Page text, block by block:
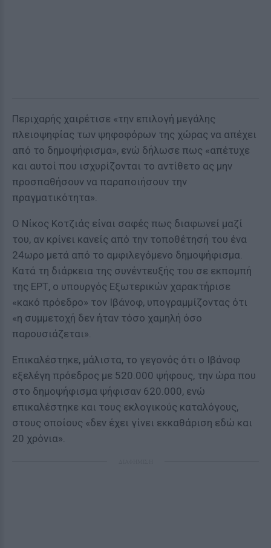
Περιχαρής χαιρέτισε «την επιλογή μεγάλης
πλειοψηφίας των ψηφοφόρων της χώρας να απέχει
από το δημοψήφισμα», ενώ δήλωσε πως «απέτυχε
και αυτοί που ισχυρίζονται το αντίθετο ας μην
προσπαθήσουν να παραποιήσουν την
πραγματικότητα».
Ο Νίκος Κοτζιάς είναι σαφές πως διαφωνεί μαζί
του, αν κρίνει κανείς από την τοποθέτησή του ένα
24ωρο μετά από το αμφιλεγόμενο δημοψήφισμα.
Κατά τη διάρκεια της συνέντευξής του σε εκπομπή
της ΕΡΤ, ο υπουργός Εξωτερικών χαρακτήρισε
«κακό πρόεδρο» τον Ιβάνοφ, υπογραμμίζοντας ότι
«η συμμετοχή δεν ήταν τόσο χαμηλή όσο
παρουσιάζεται».
Επικαλέστηκε, μάλιστα, το γεγονός ότι ο Ιβάνοφ
εξελέγη πρόεδρος με 520.000 ψήφους, την ώρα που
στο δημοψήφισμα ψήφισαν 620.000, ενώ
επικαλέστηκε και τους εκλογικούς καταλόγους,
στους οποίους «δεν έχει γίνει εκκαθάριση εδώ και
20 χρόνια».